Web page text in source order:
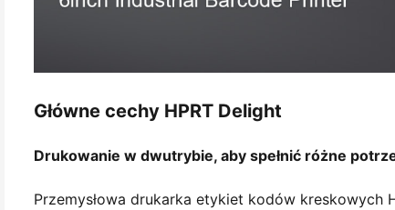
Główne cechy HPRT Delight
Drukowanie w dwutrybie, aby spełnić różne
Przemysłowa drukarka etykiet kodów